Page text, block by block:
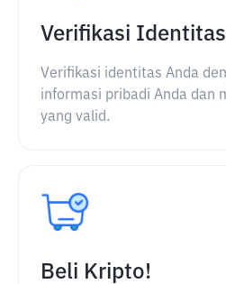
Verifikasi
Verifikasi identitas Anda
informasi pribadi Anda dan
yang valid.
Beli Kripto!